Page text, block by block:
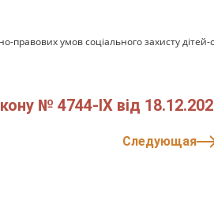
правових умов соціального захисту дітей-
№ 4744-IX від
Следующая